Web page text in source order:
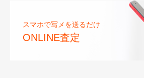
スマホで写メを送るだけ
ONLINE査定